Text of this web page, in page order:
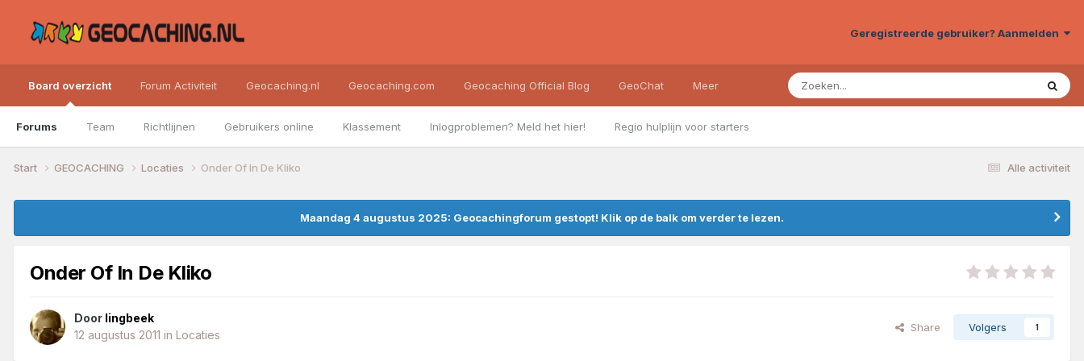
Geregistreerde gebruiker? Aanmelden
Board overzicht
Forums Team Richtlijnen Gebruikers online Klassement Inlogproblemen? Meld het hier! Regio hulplijn voor starters
Forum Activiteit Geocaching.nl Geocaching.com Geocaching Official Blog GeoChat Meer
Alle activiteit
Start GEOCACHING Locaties Onder Of In De Kliko
Maandag 4 augustus 2025: Geocachingforum gestopt! Klik op de balk om verder te lezen.
Onder Of In De Kliko
Door lingbeek
12 augustus 2011 in Locaties
Share Volgers 1